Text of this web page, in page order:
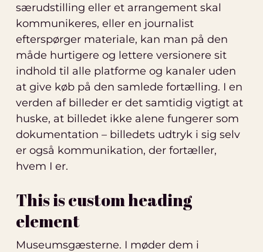
særudstilling eller et arrangement skal
kommunikeres, eller en journalist
efterspørger materiale, kan man på den
måde hurtigere og lettere versionere sit
indhold til alle platforme og kanaler uden
at give køb på den samlede fortælling. I en
verden af billeder er det samtidig vigtigt at
huske, at billedet ikke alene fungerer som
dokumentation – billedets udtryk i sig selv
er også kommunikation, der fortæller,
hvem I er.
This is custom heading
element
Museumsgæsterne. I møder dem i